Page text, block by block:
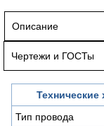
Описание
Чертежи и ГОСТы
Технические
Тип провода